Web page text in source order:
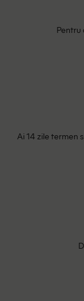
Pentru
Ai 14 zile termen